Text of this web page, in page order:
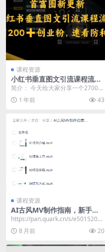
课程资源
小红书垂直图文引流课程流
出，日引200+创业粉，速看防
和谐
简介： 今天给大家分享一个2700人
创业粉引流团队最新更新的课程，
小红书图文引流...
1 年前 43
课程资源
AI古风MV制作指南，新手也
能操作的小红书变现案例拆解
https://pan.quark.cn/s/e5015209e
fef
8 月前 20